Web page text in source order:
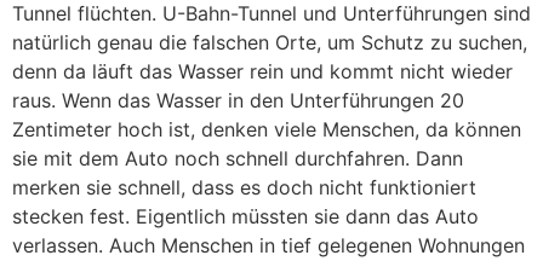
Tunnel flüchten. U-Bahn-Tunnel und Unterführungen sind
natürlich genau die falschen Orte, um Schutz zu suchen,
denn da läuft das Wasser rein und kommt nicht wieder
raus. Wenn das Wasser in den Unterführungen 20
Zentimeter hoch ist, denken viele Menschen, da können
sie mit dem Auto noch schnell durchfahren. Dann
merken sie schnell, dass es doch nicht funktioniert
stecken fest. Eigentlich müssten sie dann das Auto
verlassen. Auch Menschen in tief gelegenen Wohnungen